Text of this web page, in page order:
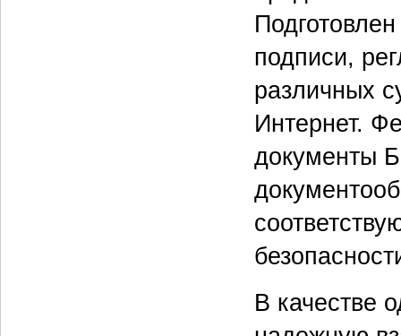
подписи,
различных
Интернет.
документы
В качестве